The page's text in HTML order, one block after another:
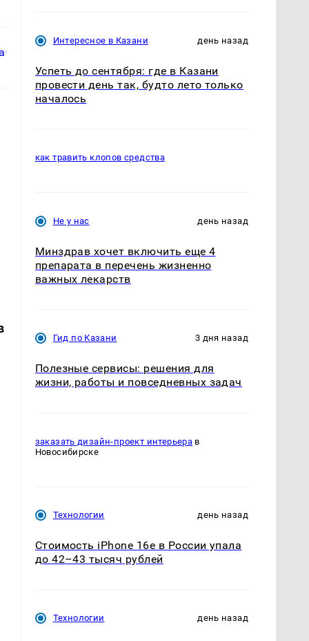
Интересное в Казани день назад
Успеть до сентября: где в Казани
провести день так, будто лето только
началось
как травить клопов средства
Не у нас день назад
Минздрав хочет включить еще 4
препарата в перечень жизненно
важных лекарств
Гид по Казани 3 дня назад
Полезные сервисы: решения для
жизни, работы и повседневных задач
заказать дизайн-проект интерьера в
Новосибирске
Технологии день назад
Стоимость iPhone 16e в России упала
до 42–43 тысяч рублей
Технологии день назад